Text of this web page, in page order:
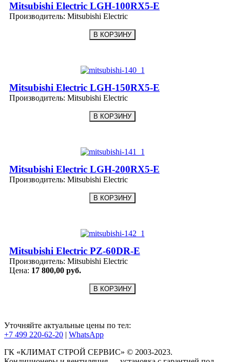
Mitsubishi Electric LGH-100RX5-E
Производитель: Mitsubishi Electric
Mitsubishi Electric LGH-150RX5-E
Производитель: Mitsubishi Electric
Mitsubishi Electric LGH-200RX5-E
Производитель: Mitsubishi Electric
Mitsubishi Electric PZ-60DR-E
Производитель: Mitsubishi Electric
Цена: 17 800,00 руб.
Уточняйте актуальные цены по тел:
+7 499 220-62-20 | WhatsАpp
ГК «КЛИМАТ СТРОЙ СЕРВИС» © 2003-2023.